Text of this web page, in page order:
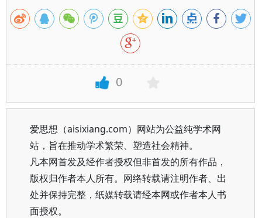
0
爱思想（aisixiang.com）网站为公益纯学术网
站，旨在推动学术繁荣、塑造社会精神。
凡本网首发及经作者授权但非首发的所有作品，
版权归作者本人所有。网络转载请注明作者、出
处并保持完整，纸媒转载请经本网或作者本人书
面授权。